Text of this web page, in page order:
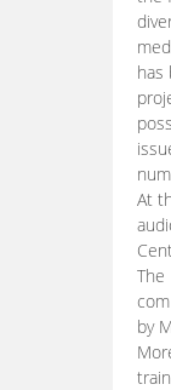
has
At
The
by